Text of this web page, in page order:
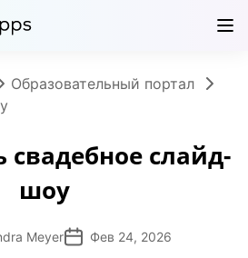
Помощь
Образовательный портал
свадебное слайд-
шоу
Meyer Фев 24, 2026